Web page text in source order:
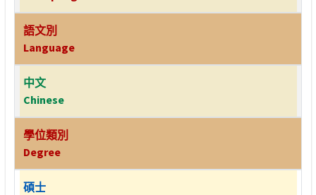
語文別
Language
中文
Chinese
學位類別
Degree
碩士